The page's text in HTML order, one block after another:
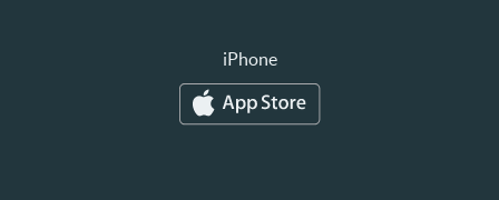
iPhone